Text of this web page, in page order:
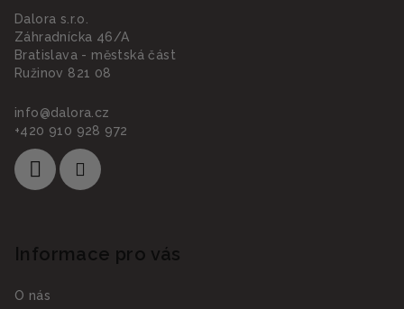
Dalora s.r.o.
Záhradnícka 46/A
Bratislava - městská část
Ružinov 821 08
info@dalora.cz
+420 910 928 972
Informace pro vás
O nás